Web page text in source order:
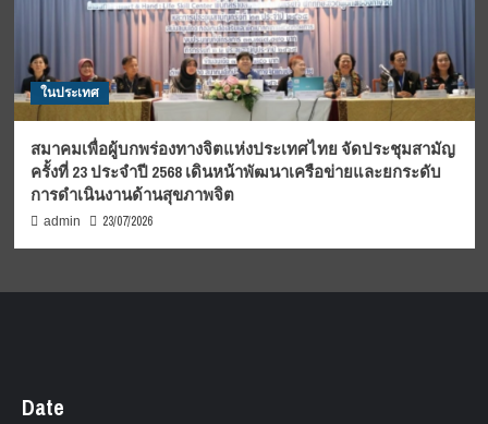
ในประเทศ
สมาคมเพื่อผู้บกพร่องทางจิตแห่งประเทศไทย จัดประชุมสามัญ
ครั้งที่ 23 ประจำปี 2568 เดินหน้าพัฒนาเครือข่ายและยกระดับ
การดำเนินงานด้านสุขภาพจิต
admin 23/07/2026
Date